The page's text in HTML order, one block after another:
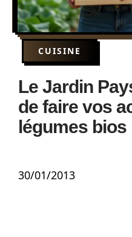
CUISINE
Le Jardin
de faire vos
légumes bios
30/01/2013